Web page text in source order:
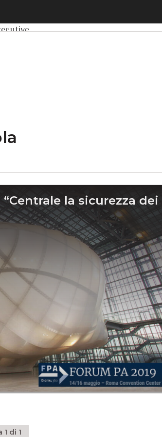
“Centrale la sicurezza dei
1 di 1